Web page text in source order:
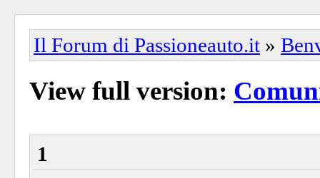
Il Forum di Passioneauto.it »
View full version:
1